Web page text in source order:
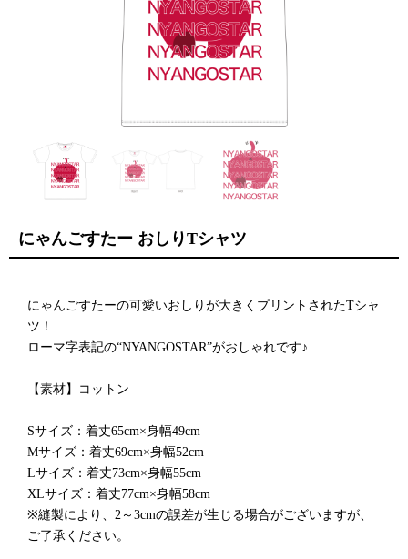
にゃんごすたー おしりTシャツ
にゃんごすたーの可愛いおしりが大きくプリントされたTシャ
ツ！
ローマ字表記の“NYANGOSTAR”がおしゃれです♪
【素材】コットン
Sサイズ：着丈65cm×身幅49cm
Mサイズ：着丈69cm×身幅52cm
Lサイズ：着丈73cm×身幅55cm
XLサイズ：着丈77cm×身幅58cm
※縫製により、2～3cmの誤差が生じる場合がございますが、
ご了承ください。